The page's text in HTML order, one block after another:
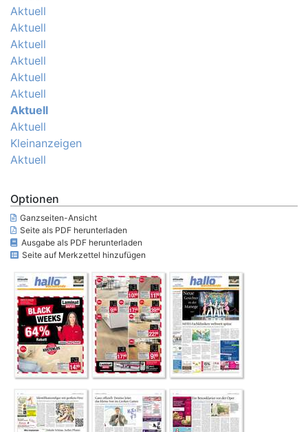
Aktuell
Aktuell
Aktuell
Aktuell
Aktuell
Aktuell
Aktuell
Aktuell
Kleinanzeigen
Aktuell
Optionen
Ganzseiten-Ansicht
Seite als PDF herunterladen
Ausgabe als PDF herunterladen
Seite auf Merkzettel hinzufügen